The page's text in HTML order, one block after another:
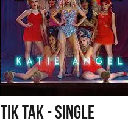
TIK TAK - SINGLE